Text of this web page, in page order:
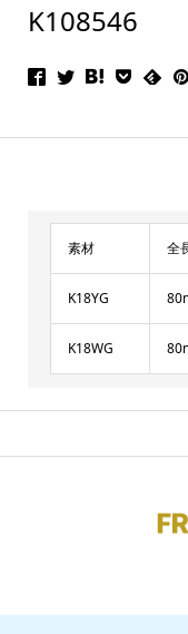
K108546
素材 全
K18YG
K18WG